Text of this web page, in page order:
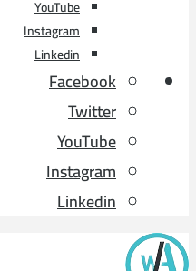
YouTube
Instagram
Linkedin
Facebook
Twitter
YouTube
Instagram
Linkedin